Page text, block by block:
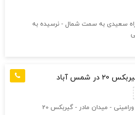
سعیدی به سمت شمال - نرسیده به
در شمس آباد
ورامینی - میدان مادر - گیربکس 20